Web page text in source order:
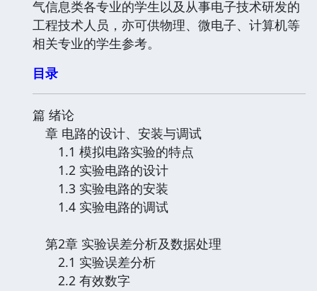
气信息类各专业的学生以及从事电子技术研发的
工程技术人员，亦可供物理、微电子、计算机等
相关专业的学生参考。
目录
篇 绪论
章 电路的设计、安装与调试
1.1 模拟电路实验的特点
1.2 实验电路的设计
1.3 实验电路的安装
1.4 实验电路的调试
第2章 实验误差分析及数据处理
2.1 实验误差分析
2.2 有效数字